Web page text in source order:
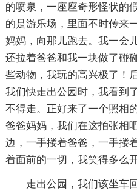
的喷泉，一座座奇形怪状
的是游乐场，里面不时传来
妈妈，向那儿跑去。我一会
还拉着爸爸和我一块做了碰
些动物，我玩的高兴极了！
我们快走出公园时，我看到
不得走。正好来了一个照相
爸爸妈妈，我们在这拍张相
边，一手搂着爸爸，一手搂
着面前的一切，我笑得多么
走出公园，我们该坐车